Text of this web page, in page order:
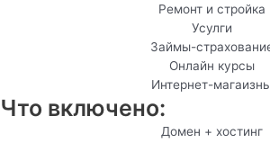
Ремонт и стройка
Усулги
Займы-
Онлайн курсы
Интернет-
Что включено:
Домен + хостинг